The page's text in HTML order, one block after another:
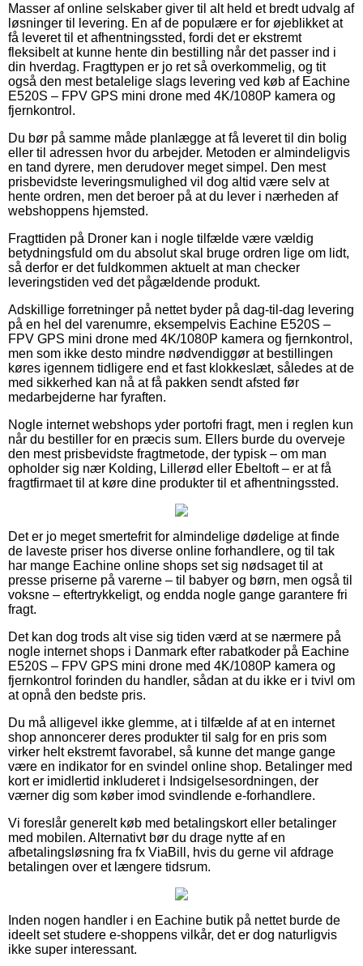
Masser af online selskaber giver til alt held et bredt udvalg af
løsninger til levering. En af de populære er for øjeblikket at
få leveret til et afhentningssted, fordi det er ekstremt
fleksibelt at kunne hente din bestilling når det passer ind i
din hverdag. Fragttypen er jo ret så overkommelig, og tit
også den mest betalelige slags levering ved køb af Eachine
E520S – FPV GPS mini drone med 4K/1080P kamera og
fjernkontrol.
Du bør på samme måde planlægge at få leveret til din bolig
eller til adressen hvor du arbejder. Metoden er almindeligvis
en tand dyrere, men derudover meget simpel. Den mest
prisbevidste leveringsmulighed vil dog altid være selv at
hente ordren, men det beroer på at du lever i nærheden af
webshoppens hjemsted.
Fragttiden på Droner kan i nogle tilfælde være vældig
betydningsfuld om du absolut skal bruge ordren lige om lidt,
så derfor er det fuldkommen aktuelt at man checker
leveringstiden ved det pågældende produkt.
Adskillige forretninger på nettet byder på dag-til-dag levering
på en hel del varenumre, eksempelvis Eachine E520S –
FPV GPS mini drone med 4K/1080P kamera og fjernkontrol,
men som ikke desto mindre nødvendiggør at bestillingen
køres igennem tidligere end et fast klokkeslæt, således at de
med sikkerhed kan nå at få pakken sendt afsted før
medarbejderne har fyraften.
Nogle internet webshops yder portofri fragt, men i reglen kun
når du bestiller for en præcis sum. Ellers burde du overveje
den mest prisbevidste fragtmetode, der typisk – om man
opholder sig nær Kolding, Lillerød eller Ebeltoft – er at få
fragtfirmaet til at køre dine produkter til et afhentningssted.
Det er jo meget smertefrit for almindelige dødelige at finde
de laveste priser hos diverse online forhandlere, og til tak
har mange Eachine online shops set sig nødsaget til at
presse priserne på varerne – til babyer og børn, men også til
voksne – eftertrykkeligt, og endda nogle gange garantere fri
fragt.
Det kan dog trods alt vise sig tiden værd at se nærmere på
nogle internet shops i Danmark efter rabatkoder på Eachine
E520S – FPV GPS mini drone med 4K/1080P kamera og
fjernkontrol forinden du handler, sådan at du ikke er i tvivl om
at opnå den bedste pris.
Du må alligevel ikke glemme, at i tilfælde af at en internet
shop annoncerer deres produkter til salg for en pris som
virker helt ekstremt favorabel, så kunne det mange gange
være en indikator for en svindel online shop. Betalinger med
kort er imidlertid inkluderet i Indsigelsesordningen, der
værner dig som køber imod svindlende e-forhandlere.
Vi foreslår generelt køb med betalingskort eller betalinger
med mobilen. Alternativt bør du drage nytte af en
afbetalingsløsning fra fx ViaBill, hvis du gerne vil afdrage
betalingen over et længere tidsrum.
Inden nogen handler i en Eachine butik på nettet burde de
ideelt set studere e-shoppens vilkår, det er dog naturligvis
ikke super interessant.